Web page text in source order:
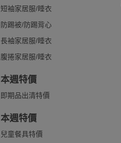
短袖家居服/睡衣
防踢被/防踢背心
長袖家居服/睡衣
腹捲家居服/睡衣
本週特價
即期品出清特價
本週特價
兒童餐具特價